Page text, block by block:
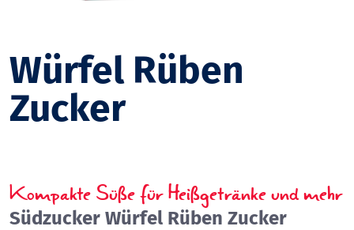
Würfel Rüben
Zucker
Kompakte Süße für Heißgetränke und mehr
Südzucker Würfel Rüben Zucker